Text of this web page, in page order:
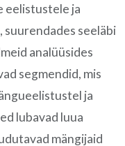
eelistustele ja
suurendades seeläbi
analüüsides
segmendid, mis
ja
lubavad luua
mängijaid